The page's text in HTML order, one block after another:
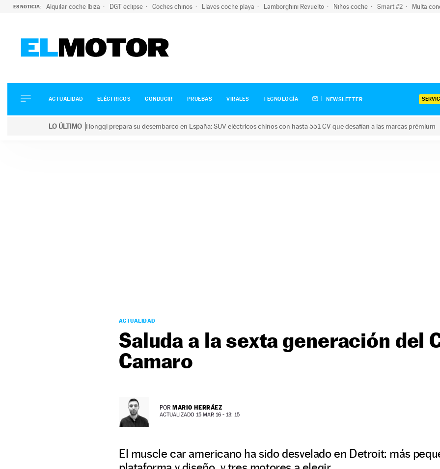
ES NOTICIA: Alquilar coche Ibiza DGT eclipse Coches chinos Llaves coche playa Lamborghini Revuelto Niños coche Smart #2 Multa
ELÉCTRICOS
CONDUCIR
ACTUALIDAD ELÉCTRICOS CONDUCIR PRUEBAS VIRALES TECNOLOGÍA NEWSLETTER
LO ÚLTIMO Hongqi prepara su desembarco en España: SUV eléctricos chinos con hasta 551 CV que desafían a las marcas prémium
ACTUALIDAD
Saluda a la sexta generación del
Camaro
POR MARIO HERRÁEZ
ACTUALIZADO 15 MAR 16 - 13: 15
El muscle car americano ha sido desvelado en Detroit: más